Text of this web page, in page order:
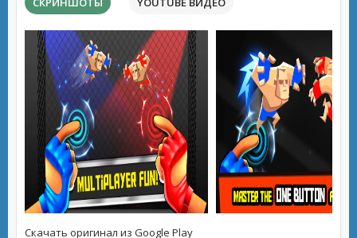
Скачать оригинал из Google Play